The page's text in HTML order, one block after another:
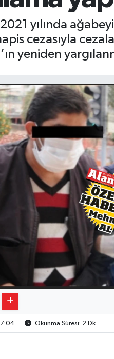
yılında
cezasıyla
yeniden
Okunma Süresi: 2 Dk